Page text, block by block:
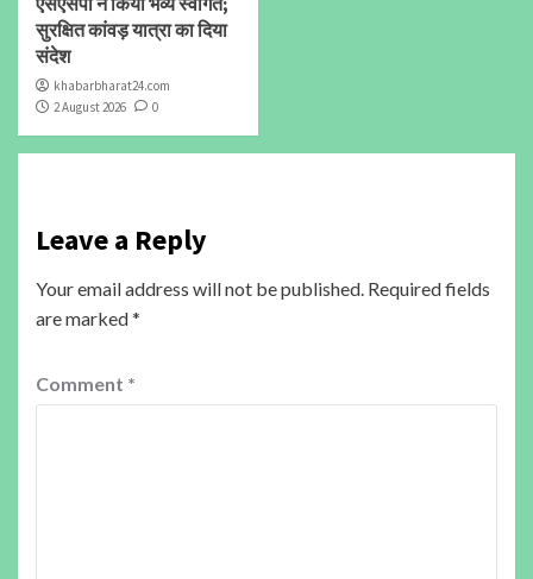
सुरक्षित कांवड़ यात्रा का दिया
संदेश
khabarbharat24.com
2 August 2026
0
Leave a Reply
Your email address will not be published. Required fields
are marked*
Comment *